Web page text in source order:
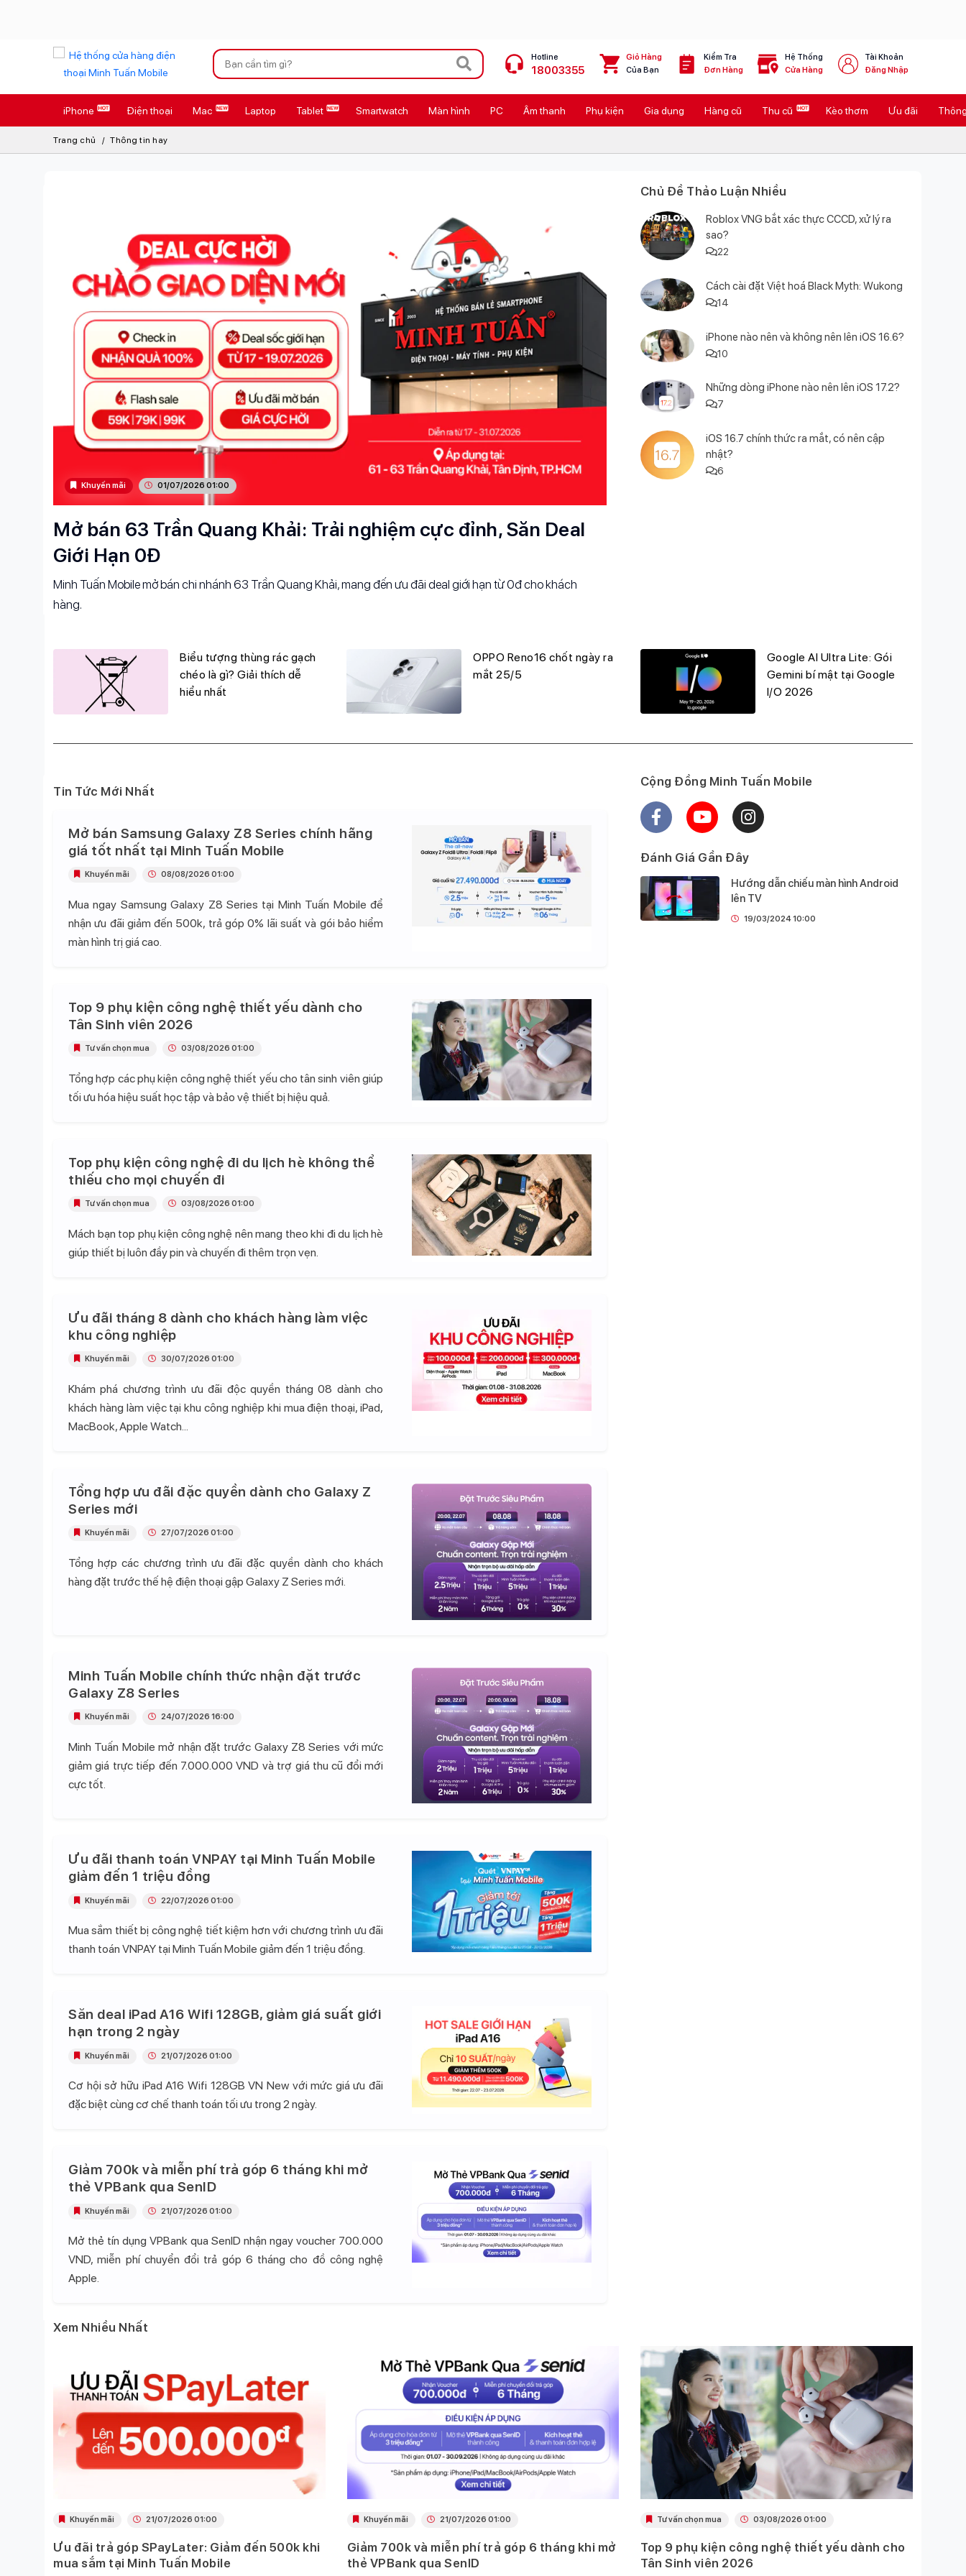
Xu hướng tìm kiếm
iPhone 17 Pro Max
AirTag 2 Mới Galaxy Z8 Series
Osmo Pocket 4 Ốp lưng Apple
Loa Marshall Cốc sạc Apple
Hotline
18003355
Giỏ Hàng
Của Bạn
Kiểm Tra
Đơn Hàng
Hệ Thống
Cửa Hàng
Tài Khoản
Đăng Nhập
iPhone Điện thoại Mac Laptop Tablet Smartwatch Màn hình PC Âm thanh Phụ kiện Gia dụng Hàng cũ Thu cũ Kèo thơm Ưu đãi
Trang chủ Thông tin hay
Khuyến mãi 01/07/2026 01:00
Mở bán 63 Trần Quang Khải: Trải nghiệm cực đỉnh, Săn Deal
Giới Hạn 0Đ
Minh Tuấn Mobile mở bán chi nhánh 63 Trần Quang Khải, mang đến ưu đãi deal giới hạn từ 0đ cho khách
hàng.
Chủ Đề Thảo Luận Nhiều
Roblox VNG bắt xác thực CCCD, xử lý ra
sao?
22
Cách cài đặt Việt hoá Black Myth: Wukong
14
iPhone nào nên và không nên lên iOS 16.6?
10
Những dòng iPhone nào nên lên iOS 17.2?
7
iOS 16.7 chính thức ra mắt, có nên cập
nhật?
6
Biểu tượng thùng rác gạch
chéo là gì? Giải thích dễ
hiểu nhất
OPPO Reno16 chốt ngày ra
mắt 25/5
Google AI Ultra Lite: Gói
Gemini bí mật tại Google
I/O 2026
Tin Tức Mới Nhất
Mở bán Samsung Galaxy Z8 Series chính hãng
giá tốt nhất tại Minh Tuấn Mobile
Mua ngay Samsung Galaxy Z8 Series tại Minh Tuấn Mobile để
nhận ưu đãi giảm đến 500k, trả góp 0% lãi suất và gói bảo hiểm
màn hình trị giá cao.
Khuyến mãi 08/08/2026 01:00
Top 9 phụ kiện công nghệ thiết yếu dành cho
Tân Sinh viên 2026
Tổng hợp các phụ kiện công nghệ thiết yếu cho tân sinh viên giúp
tối ưu hóa hiệu suất học tập và bảo vệ thiết bị hiệu quả.
Tư vấn chọn mua 03/08/2026 01:00
Top phụ kiện công nghệ đi du lịch hè không thể
thiếu cho mọi chuyến đi
Mách bạn top phụ kiện công nghệ nên mang theo khi đi du lịch hè
giúp thiết bị luôn đầy pin và chuyến đi thêm trọn vẹn.
Tư vấn chọn mua 03/08/2026 01:00
Ưu đãi tháng 8 dành cho khách hàng làm việc
khu công nghiệp
Khám phá chương trình ưu đãi độc quyền tháng 08 dành cho
khách hàng làm việc tại khu công nghiệp khi mua điện thoại, iPad,
MacBook, Apple Watch...
Khuyến mãi 30/07/2026 01:00
Tổng hợp ưu đãi đặc quyền dành cho Galaxy Z
Series mới
Tổng hợp các chương trình ưu đãi đặc quyền dành cho khách
hàng đặt trước thế hệ điện thoại gập Galaxy Z Series mới.
Khuyến mãi 27/07/2026 01:00
Minh Tuấn Mobile chính thức nhận đặt trước
Galaxy Z8 Series
Minh Tuấn Mobile mở nhận đặt trước Galaxy Z8 Series với mức
giảm giá trực tiếp đến 7.000.000 VND và trợ giá thu cũ đổi mới
cực tốt.
Khuyến mãi 24/07/2026 16:00
Ưu đãi thanh toán VNPAY tại Minh Tuấn Mobile
giảm đến 1 triệu đồng
Mua sắm thiết bị công nghệ tiết kiệm hơn với chương trình ưu đãi
thanh toán VNPAY tại Minh Tuấn Mobile giảm đến 1 triệu đồng.
Khuyến mãi 22/07/2026 01:00
Săn deal iPad A16 Wifi 128GB, giảm giá suất giới
hạn trong 2 ngày
Cơ hội sở hữu iPad A16 Wifi 128GB VN New với mức giá ưu đãi
đặc biệt cùng cơ chế thanh toán tối ưu trong 2 ngày.
Khuyến mãi 21/07/2026 01:00
Giảm 700k và miễn phí trả góp 6 tháng khi mở
thẻ VPBank qua SenID
Mở thẻ tín dụng VPBank qua SenID nhận ngay voucher 700.000
VND, miễn phí chuyển đổi trả góp 6 tháng cho đồ công nghệ
Apple.
Khuyến mãi 21/07/2026 01:00
Cộng Đồng Minh Tuấn Mobile
Đánh Giá Gần Đây
19/03/2024 10:00
Hướng dẫn chiếu màn hình Android
lên TV
Xem Nhiều Nhất
Khuyến mãi 21/07/2026 01:00
Ưu đãi trả góp SPayLater: Giảm đến 500k khi
mua sắm tại Minh Tuấn Mobile
Khuyến mãi 21/07/2026 01:00
Giảm 700k và miễn phí trả góp 6 tháng khi mở
thẻ VPBank qua SenID
Tư vấn chọn mua 03/08/2026 01:00
Top 9 phụ kiện công nghệ thiết yếu dành cho
Tân Sinh viên 2026